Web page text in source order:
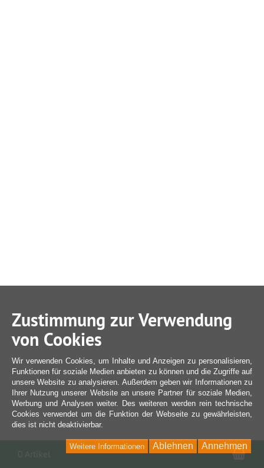
Zustimmung zur Verwendung
von Cookies
Wir verwenden Cookies, um Inhalte und Anzeigen zu personalisieren,
Funktionen für soziale Medien anbieten zu können und die Zugriffe auf
unsere Website zu analysieren. Außerdem geben wir Informationen zu
Ihrer Nutzung unserer Website an unsere Partner für soziale Medien,
Werbung und Analysen weiter. Des weiteren werden rein technische
Cookies verwendet um die Funktion der Webseite zu gewährleisten,
dies ist nicht deaktivierbar.
Annehmen
Ablehnen
Weitere Informationen